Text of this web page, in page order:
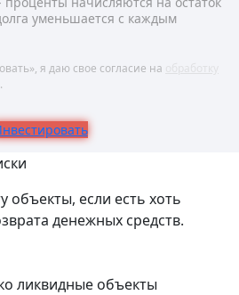
уменьшается с каждым
я даю свое согласие на
.
если есть хоть
денежных средств.
ликвидные объекты